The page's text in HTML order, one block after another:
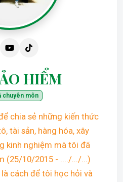
HIỂM
chuyên môn
chia sẻ những kiến thức
tài sản, hàng hóa, xây
kinh nghiệm mà tôi đã
(25/10/2015 - ..../.../...)
cách để tôi học hỏi và